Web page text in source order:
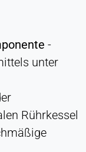
-
unter
Rührkessel